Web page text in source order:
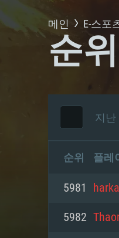
메인 E-스포
순
지난
순위 플레
5981
5982